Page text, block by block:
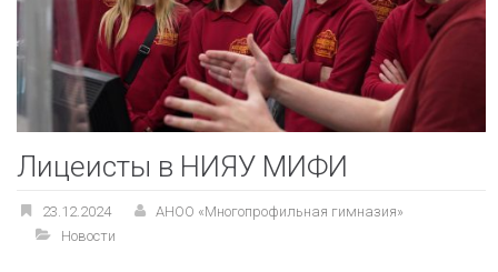
Лицеисты в НИЯУ МИФИ
23.12.2024
АНОО «Многопрофильная гимназия»
Новости